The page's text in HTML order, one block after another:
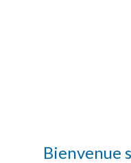
Bienvenue